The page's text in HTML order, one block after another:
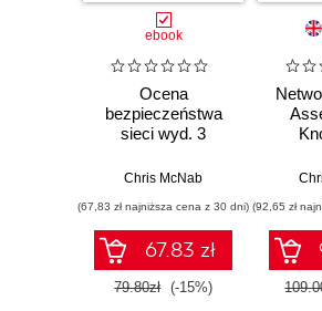
ebook
Ocena
bezpieczeństwa
sieci wyd. 3
Chris McNab
(67,83 zł najniższa cena z 30 dni)
67.83 zł
79.80zł (-15%)
(92,65 zł